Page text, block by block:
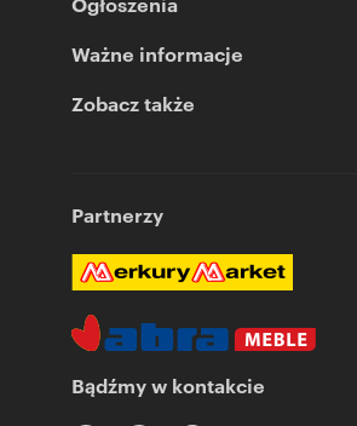
Ważne informacje
Zobacz także
Partnerzy
Bądźmy w kontakcie